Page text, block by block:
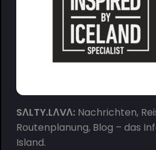
SΛLTY.LΛVΛ:Nachrichten,
Routenplanung, Blog – das
Island.